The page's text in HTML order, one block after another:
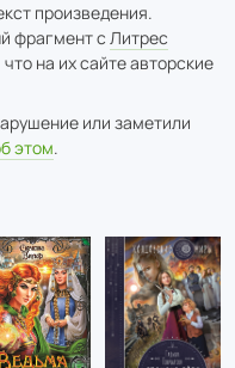
произведения.
фрагмент с Литрес
на их сайте авторские
или заметили
этом.